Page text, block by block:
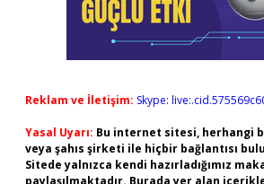
Reklam ve İletişim: Skype:
Yasal Uyarı: Bu internet sitesi, herhangi
veya şahıs şirketi ile hiçbir bağlantısı
Sitede yalnızca kendi hazırladığımız
paylaşılmaktadır. Burada yer alan